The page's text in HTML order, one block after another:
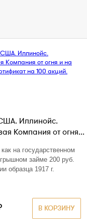
Иллинойс.
Компания от огня...
на государственном
займе 200 руб.
образца 1917 г.
В КОРЗИНУ